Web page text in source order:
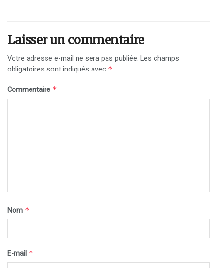
Laisser un commentaire
Votre adresse e-mail ne sera pas publiée. Les champs
obligatoires sont indiqués avec *
Commentaire *
Nom *
E-mail *